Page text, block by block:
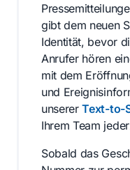
gibt dem neuen
Identität, bevor
Anrufer hören
mit dem
und
unsererText-to-
Ihrem Team
Sobald das